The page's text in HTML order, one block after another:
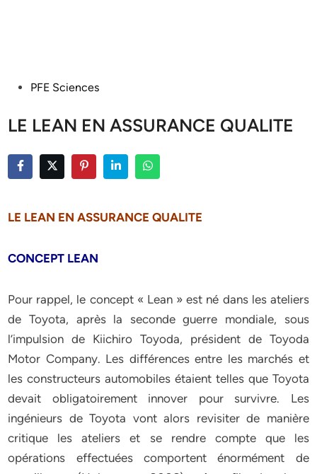
PostedPFE Sciences
LE LEAN EN ASSURANCE QUALITE
LE LEAN EN ASSURANCE QUALITE
CONCEPT LEAN
Pour rappel, le concept « Lean » est né dans les ateliers
de Toyota, après la seconde guerre mondiale, sous
l’impulsion de Kiichiro Toyoda, président de Toyoda
Motor Company. Les différences entre les marchés et
les constructeurs automobiles étaient telles que Toyota
devait obligatoirement innover pour survivre. Les
ingénieurs de Toyota vont alors revisiter de manière
critique les ateliers et se rendre compte que les
opérations effectuées comportent énormément de